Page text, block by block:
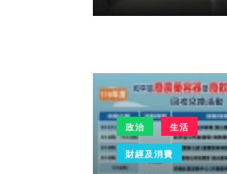
政治 生活
財經及消費